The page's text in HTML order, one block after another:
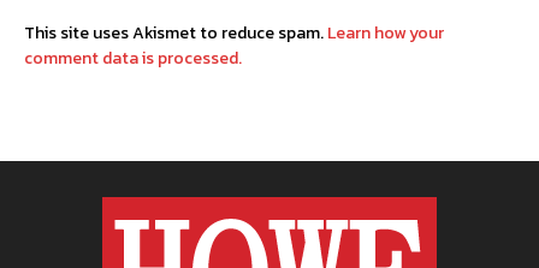
This site uses Akismet to reduce spam.Learn how your
comment data is processed.